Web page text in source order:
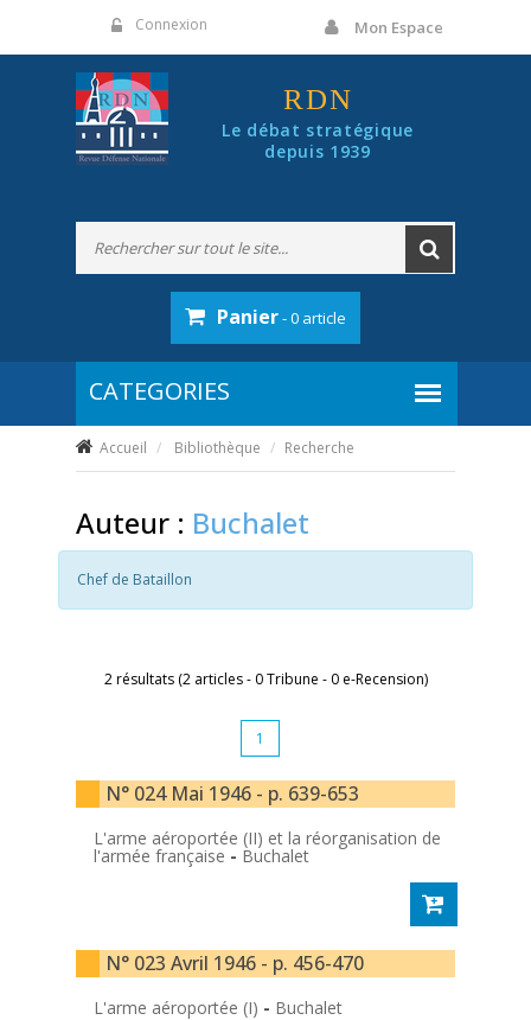
Connexion Mon Espace
RDN
Le débat stratégique
depuis 1939
Panier- 0 article
Accueil Bibliothèque Recherche
Auteur : Buchalet
Chef de Bataillon
2 résultats (2 articles - 0 Tribune - 0 e-Recension)
1
N° 024 Mai 1946 - p. 639-653
L'arme aéroportée (II) et la réorganisation de
l'armée française - Buchalet
N° 023 Avril 1946 - p. 456-470
L'arme aéroportée (I) - Buchalet